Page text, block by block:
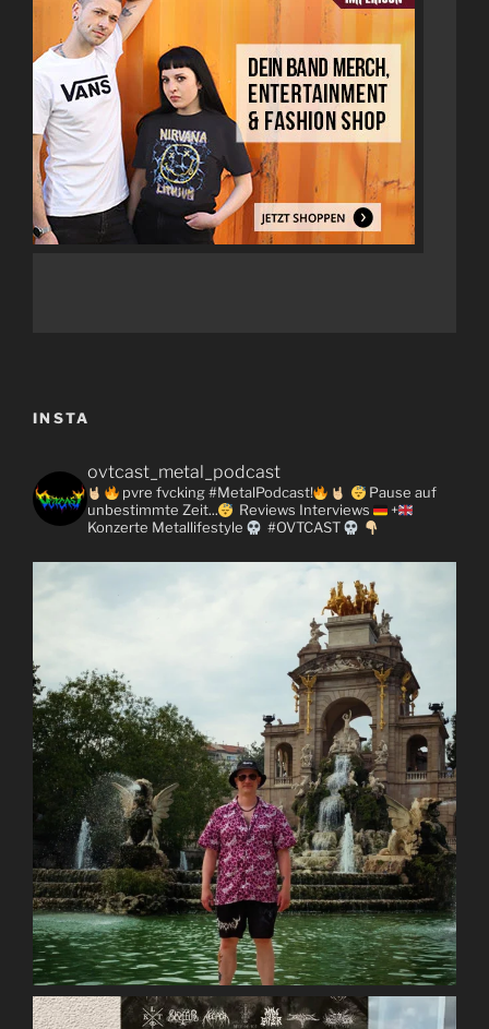
INSTA
ovtcast_metal_podcast
pvre fvcking #MetalPodcast!
Pause auf
unbestimmte Zeit...
Reviews Interviews
+
Konzerte Metallifestyle #OVTCAST